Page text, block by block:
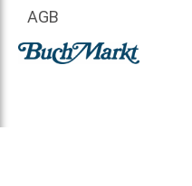
AGB